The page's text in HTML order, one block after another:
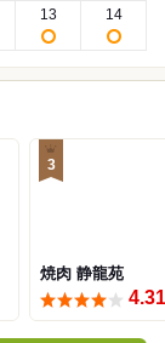
13 14
3
焼肉 静龍苑
4.31